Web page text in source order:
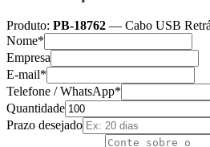
Produto: PB-18762 — Cabo USB
Nome*
Empresa
E-mail*
Telefone / WhatsApp*
Quantidade
Prazo desejado